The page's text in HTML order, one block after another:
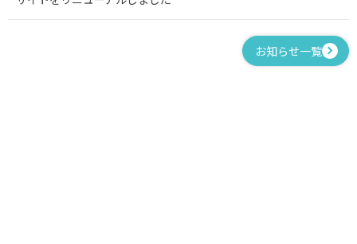
お知らせ一覧